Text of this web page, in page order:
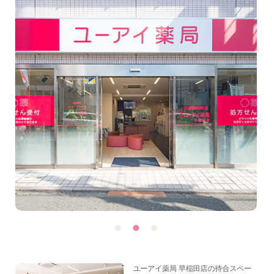
ユーアイ薬局 早稲田店の待合スペー